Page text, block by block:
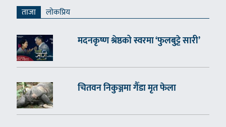
ताजा लाेकप्रिय
मदनकृष्ण श्रेष्ठको स्वरमा ‘फुलबुट्टे सारी’
चितवन निकुञ्जमा गैँडा मृत फेला